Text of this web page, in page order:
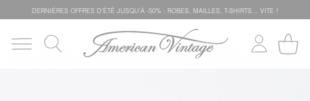
DERNIÈRES OFFRES D'ÉTÊ JUSQU'À -50% : ROBES, MAILLES, T-SHIRTS... VITE !